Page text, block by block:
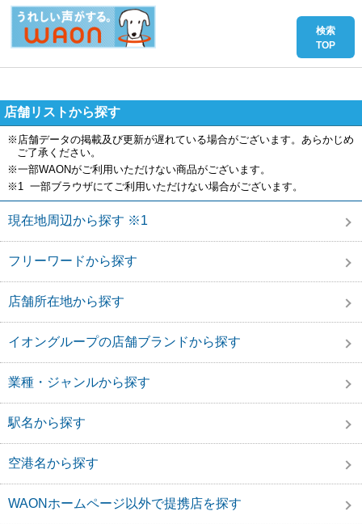
店舗リストから探す
※店舗データの掲載及び更新が遅れている場合がございます。あらかじめ
ご了承ください。
※一部WAONがご利用いただけない商品がございます。
※1 一部ブラウザにてご利用いただけない場合がございます。
現在地周辺から探す ※1
フリーワードから探す
店舗所在地から探す
イオングループの店舗ブランドから探す
業種・ジャンルから探す
駅名から探す
空港名から探す
WAONホームページ以外で提携店を探す